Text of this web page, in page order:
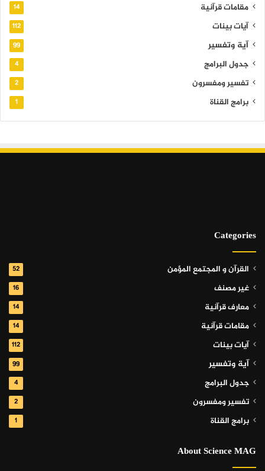
مقامات قرآنية 14
آيات بينات 112
آية وتفسير 99
جدول البرامج 4
تفسير ومفسرون 2
برامج القناة 1
Categories
القرآن و المجتمع المؤمن 52
غير مصنف 16
معارف قرآنية 14
مقامات قرآنية 14
آيات بينات 112
آية وتفسير 99
جدول البرامج 4
تفسير ومفسرون 2
برامج القناة 1
About Science MAG